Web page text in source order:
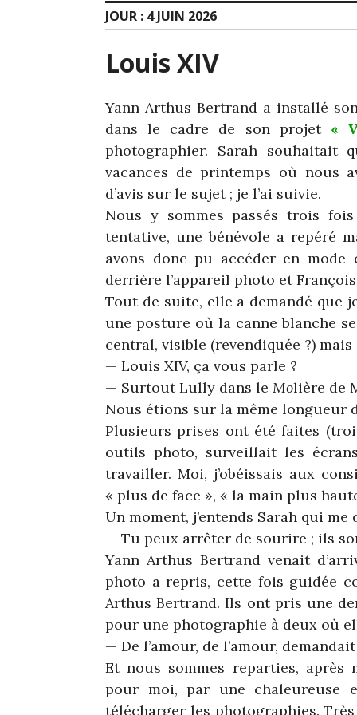
JOUR : 4 JUIN 2026
Louis XIV
Yann Arthus Bertrand a installé
dans le cadre de son projet «
photographier. Sarah souhaitait
vacances de printemps où nous
d’avis sur le sujet ; je l’ai suivie.
Nous y sommes passés trois
tentative, une bénévole a repéré
avons donc pu accéder en
derrière l’appareil photo et
Tout de suite, elle a demandé que
une posture où la canne blanche
central, visible (revendiquée ?)
— Louis XIV, ça vous parle ?
— Surtout Lully dans le Molière de
Nous étions sur la même longueur
Plusieurs prises ont été faites
outils photo, surveillait les
travailler. Moi, j’obéissais aux
« plus de face », « la main plus
Un moment, j’entends Sarah qui
— Tu peux arrêter de sourire ; ils
Yann Arthus Bertrand venait
photo a repris, cette fois guidée
Arthus Bertrand. Ils ont pris une
pour une photographie à deux où
— De l’amour, de l’amour,
Et nous sommes reparties,
pour moi, par une chaleureuse
télécharger les photographies.